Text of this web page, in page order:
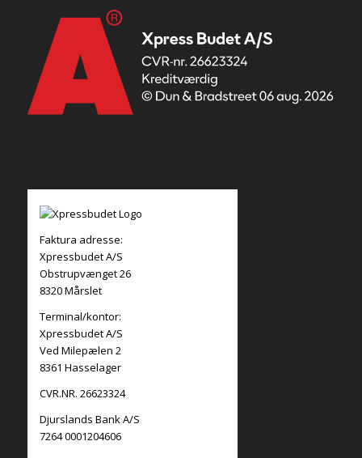
Faktura adresse:
Xpressbudet A/S
Obstrupvænget 26
8320 Mårslet
Terminal/kontor:
Xpressbudet A/S
Ved Milepælen 2
8361 Hasselager
CVR.NR. 26623324
Djurslands Bank A/S
7264 0001204606